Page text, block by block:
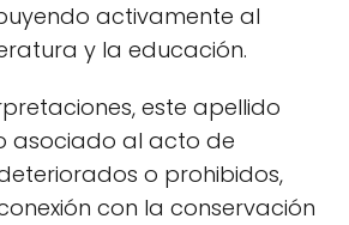
activamente al
y la educación.
este apellido
asociado al acto de
o prohibidos,
con la conservación